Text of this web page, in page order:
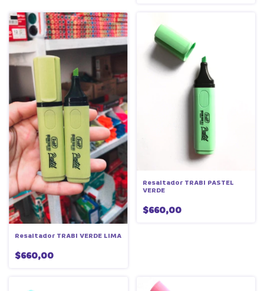
Resaltador TRABI VERDE LIMA
$660,00
Resaltador TRABI PASTEL
VERDE
$660,00